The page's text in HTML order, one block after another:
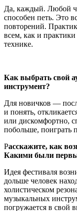
Да, каждый. Любой
способен петь. Это
повторений.
всем, как и
технике.
Как выбрать свой
инструмент?
Для новичков —
и понять,
или дискомфортно,
побольше, поиграть
Расскажите, как
Какими были
Идея фестиваля
дольше человек
холистическом
музыкальных
погружается в свой